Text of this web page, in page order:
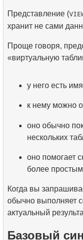
Представление (
хранит не сами
Проще говоря,
«виртуальную
у него есть
к нему можно
оно обычно
нескольких
оно помогает
более
Когда вы
обычно выполняет
актуальный
Базовый